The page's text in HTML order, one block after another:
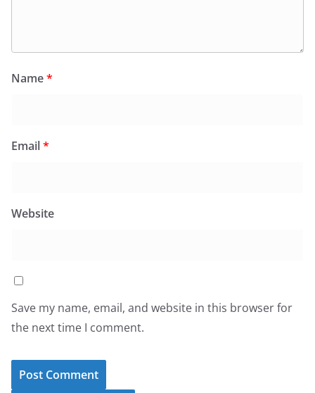
Name*
Email*
Website
Save my name, email, and website in this browser for
the next time I comment.